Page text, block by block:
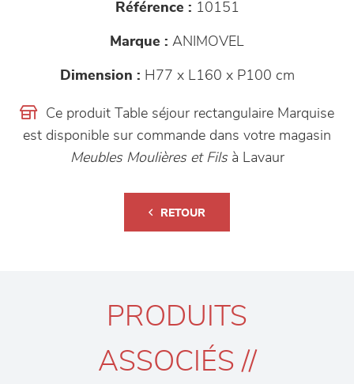
Référence : 10151
Marque : ANIMOVEL
Dimension : H77 x L160 x P100 cm
Ce produit Table séjour rectangulaire Marquise
est disponible sur commande dans votre magasin
Meubles Moulières et Filsà Lavaur
RETOUR
PRODUITS
ASSOCIÉS //